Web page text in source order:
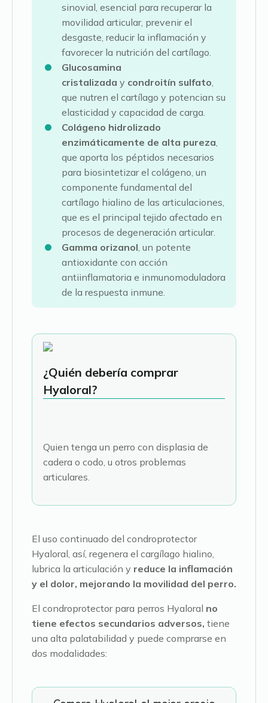
sinovial, esencial para recuperar la
movilidad articular, prevenir el
desgaste, reducir la inflamación y
favorecer la nutrición del cartílago.
Glucosamina
cristalizada y condroitín sulfato
que nutren el cartílago y potencian su
elasticidad y capacidad de carga.
Colágeno hidrolizado
enzimáticamente de alta pureza
que aporta los péptidos necesarios
para biosintetizar el colágeno, un
componente fundamental del
cartílago hialino de las articulaciones,
que es el principal tejido afectado en
procesos de degeneración articular.
Gamma orizanol , un potente
antioxidante con acción
antiinflamatoria e inmunomoduladora
de la respuesta inmune.
¿Quién debería comprar
Hyaloral?
Quien tenga un perro con displasia de
cadera o codo, u otros problemas
articulares.
El uso continuado del condroprotector
Hyaloral, así, regenera el cargílago hialino,
lubrica la articulación y reduce la inflamación
y el dolor, mejorando la movilidad del perro.
El condroprotector para perros Hyaloral no
tiene efectos secundarios adversos, tiene
una alta palatabilidad y puede comprarse en
dos modalidades: